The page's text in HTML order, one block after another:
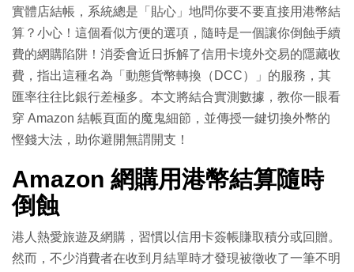
實體店結帳，系統總是「貼心」地問你要不要直接用港幣結
算？小心！這個看似方便的選項，隨時是一個讓你倒蝕手續
費的網購陷阱！消委會近日拆解了信用卡境外交易的隱藏收
費，指出這種名為「動態貨幣轉換（DCC）」的服務，其
匯率往往比銀行差極多。本文將結合實測數據，教你一眼看
穿 Amazon 結帳頁面的魔鬼細節，並傳授一鍵切換外幣的
慳錢大法，助你避開無謂開支！
Amazon 網購用港幣結算隨時
倒蝕
港人熱愛旅遊及網購，習慣以信用卡簽帳賺取積分或回贈。
然而，不少消費者在收到月結單時才發現被徵收了一筆不明